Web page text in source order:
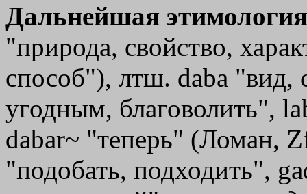
Дальнейшая
"природа, свойство,
способ"), лтш. daba "вид,
угодным, благоволить",
dabar~ "теперь" (Ломан,
"подобать, подходить",